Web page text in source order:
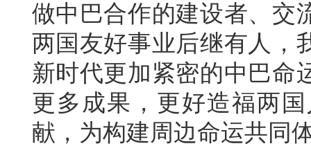
做中巴合作的建设者、交
两国友好事业后继有人，
新时代更加紧密的中巴命
更多成果，更好造福两
献，为构建周边命运共同